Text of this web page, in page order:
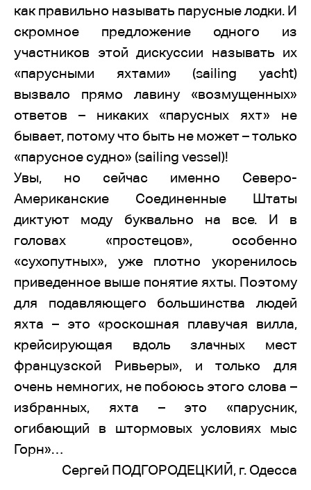
как правильно называть парусные лодки. И
скромное предложение одного из
участников этой дискуссии называть их
«парусными яхтами» (sailing yacht)
вызвало прямо лавину «возмущенных»
ответов – никаких «парусных яхт» не
бывает, потому что быть не может – только
«парусное судно» (sailing vessel)!
Увы, но сейчас именно Северо-
Американские Соединенные Штаты
диктуют моду буквально на все. И в
головах «простецов», особенно
«сухопутных», уже плотно укоренилось
приведенное выше понятие яхты. Поэтому
для подавляющего большинства людей
яхта – это «роскошная плавучая вилла,
крейсирующая вдоль злачных мест
французской Ривьеры», и только для
очень немногих, не побоюсь этого слова –
избранных, яхта – это «парусник,
огибающий в штормовых условиях мыс
Горн»…
Сергей ПОДГОРОДЕЦКИЙ, г. Одесса